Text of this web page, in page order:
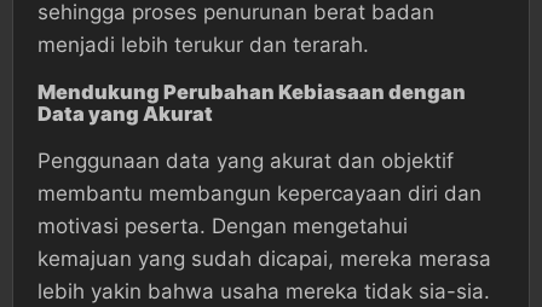
sehingga proses penurunan berat badan
menjadi lebih terukur dan terarah.
Mendukung Perubahan Kebiasaan dengan
Data yang Akurat
Penggunaan data yang akurat dan objektif
membantu membangun kepercayaan diri dan
motivasi peserta. Dengan mengetahui
kemajuan yang sudah dicapai, mereka merasa
lebih yakin bahwa usaha mereka tidak sia-sia.